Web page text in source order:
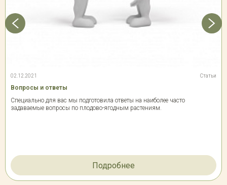
02.12.2021 Статьи
Вопросы и ответы
Специально для вас мы подготовила ответы на наиболее часто
задаваемые вопросы по плодово-ягодным растениям.
Подробнее